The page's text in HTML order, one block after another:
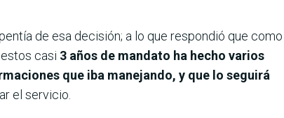
de esa decisión; a lo que respondió que como
casi 3 años de mandato ha hecho varios
que iba manejando, y que lo seguirá
el servicio.